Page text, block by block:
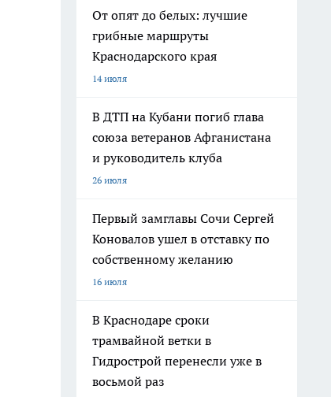
От опят до белых: лучшие
грибные маршруты
Краснодарского края
14 июля
В ДТП на Кубани погиб глава
союза ветеранов Афганистана
и руководитель клуба
26 июля
Первый замглавы Сочи Сергей
Коновалов ушел в отставку по
собственному желанию
16 июля
В Краснодаре сроки
трамвайной ветки в
Гидрострой перенесли уже в
восьмой раз